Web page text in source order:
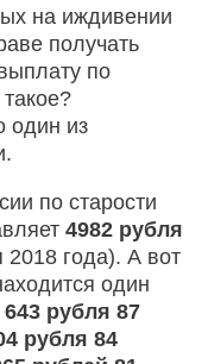
на иждивении
получать
по
один из
по старости
4982 рубля
2018 года). А вот
один
643 рубля 87
рубля 84